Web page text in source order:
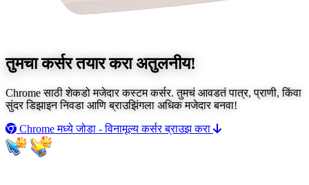
तुमचा कर्सर तयार कराअतुलनीय!
Chrome साठी शेकडो मजेदार कस्टम कर्सर. तुमचं आवडतं पात्र, प्राणी, किंवा
सुंदर डिझाइन निवडा आणि ब्राउझिंगला अधिक मजेदार बनवा!
Chrome मध्ये जोडा - विनामूल्यकर्सर ब्राउझ करा